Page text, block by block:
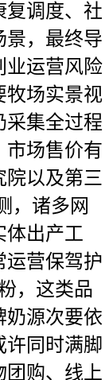
复调度、社
景，最终导
业运营风险
牧场实景视
采集全过程
市场售价有
以及第三
，诸多网
体出产工
运营保驾护
，这类品
奶源次要依
许同时满脚
团购、线上